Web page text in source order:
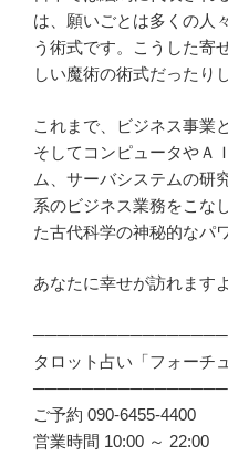
は、願いごとは多くの人
う術式です。こうした寄
しい魔術の術式だったり
これまで、ビジネス事業
そしてコンピュータやＡ
ム、サーバシステムの研
系のビジネス業務をこな
た古代科学の神秘的なパ
あなたに幸せが訪れます
タロット占い「フォーチ
ご予約 090-6455-4400
営業時間 10:00 ～ 22:00